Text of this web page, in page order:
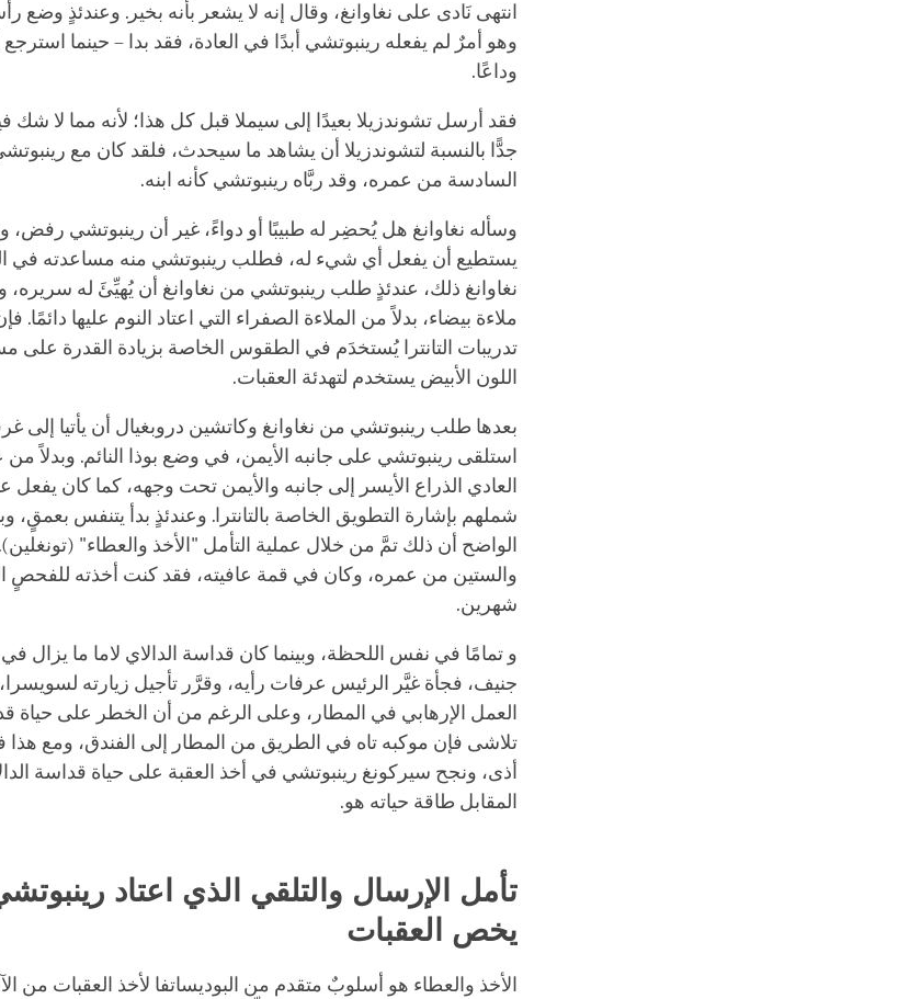
انتهى نَادى على نغاوانغ، وقال إنه لا يشعر بأنه بخير. وعندئذٍ وضع
وهو أمرٌ لم يفعله رينبوتشي أبدًا في العادة، فقد بدا – حينما
وداعًا.
فقد أرسل تشوندزيلا بعيدًا إلى سيملا قبل كل هذا؛ لأنه مما لا شك
جدًّا بالنسبة لتشوندزيلا أن يشاهد ما سيحدث، فلقد كان مع
السادسة من عمره، وقد ربَّاه رينبوتشي كأنه ابنه.
وسأله نغاوانغ هل يُحضِر له طبيبًا أو دواءً، غير أن رينبوتشي رفض،
يستطيع أن يفعل أي شيء له، فطلب رينبوتشي منه مساعدته في
نغاوانغ ذلك، عندئذٍ طلب رينبوتشي من نغاوانغ أن يُهيِّئَ له
ملاءة بيضاء، بدلاً من الملاءة الصفراء التي اعتاد النوم عليها دائمًا.
تدريبات التانترا يُستخدَم في الطقوس الخاصة بزيادة القدرة على
اللون الأبيض يستخدم لتهدئة العقبات.
بعدها طلب رينبوتشي من نغاوانغ وكاتشين دروبغيال أن يأتيا إلى
استلقى رينبوتشي على جانبه الأيمن، في وضع بوذا النائم. وبدلاً
العادي الذراع الأيسر إلى جانبه والأيمن تحت وجهه، كما كان يفعل
شملهم بإشارة التطويق الخاصة بالتانترا. وعندئذٍ بدأ يتنفس
الواضح أن ذلك تمَّ من خلال عملية التأمل "الأخذ والعطاء"
والستين من عمره، وكان في قمة عافيته، فقد كنت أخذته للفحصٍ
شهرين.
و تمامًا في نفس اللحظة، وبينما كان قداسة الدالاي لاما ما يزال
جنيف، فجأة غيَّر الرئيس عرفات رأيه، وقرَّر تأجيل زيارته
العمل الإرهابي في المطار، وعلى الرغم من أن الخطر على حياة
تلاشى فإن موكبه تاه في الطريق من المطار إلى الفندق، ومع
أذى، ونجح سيركونغ رينبوتشي في أخذ العقبة على حياة قداسة
المقابل طاقة حياته هو.
تأمل الإرسال والتلقي الذي اعتاد
يخص العقبات
الأخذ والعطاء هو أسلوبٌ متقدم من البوديساتفا لأخذ العقبات من